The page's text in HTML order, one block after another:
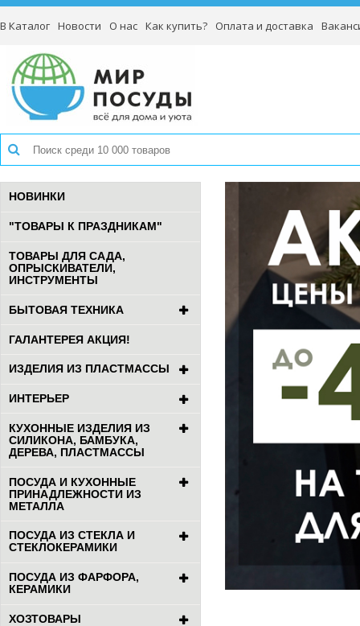
В Каталог Новости О нас Как купить? Оплата и доставка
НОВИНКИ
"ТОВАРЫ К ПРАЗДНИКАМ"
ТОВАРЫ ДЛЯ САДА,
ОПРЫСКИВАТЕЛИ,
ИНСТРУМЕНТЫ
БЫТОВАЯ ТЕХНИКА
ГАЛАНТЕРЕЯ АКЦИЯ!
ИЗДЕЛИЯ ИЗ ПЛАСТМАССЫ
ИНТЕРЬЕР
КУХОННЫЕ ИЗДЕЛИЯ ИЗ
СИЛИКОНА, БАМБУКА,
ДЕРЕВА, ПЛАСТМАССЫ
ПОСУДА И КУХОННЫЕ
ПРИНАДЛЕЖНОСТИ ИЗ
МЕТАЛЛА
ПОСУДА ИЗ СТЕКЛА И
СТЕКЛОКЕРАМИКИ
ПОСУДА ИЗ ФАРФОРА,
КЕРАМИКИ
ХОЗТОВАРЫ